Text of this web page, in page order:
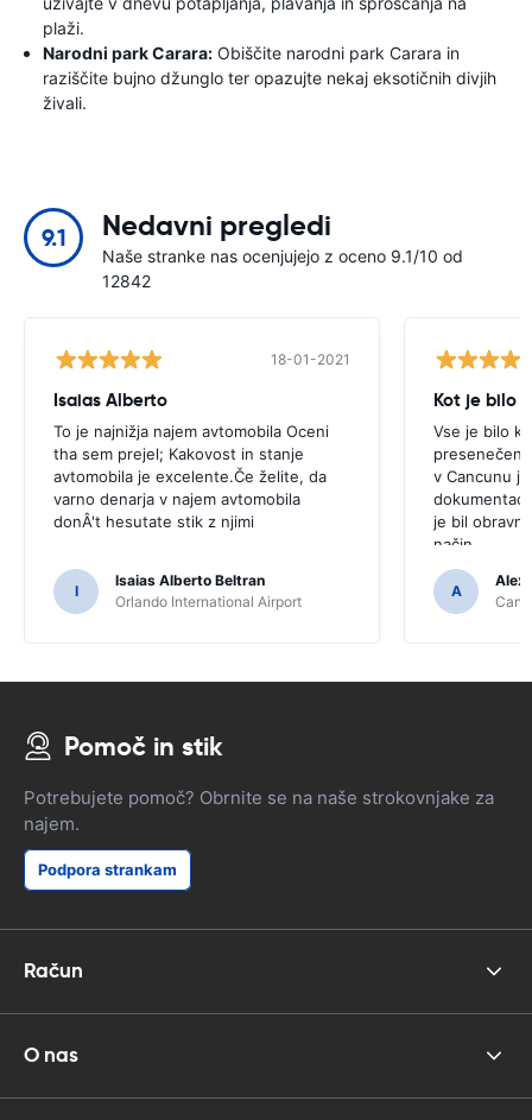
plaži.
Narodni park Carara: Obiščite narodni park Carara in
raziščite bujno džunglo ter opazujte nekaj eksotičnih divjih
živali.
9.1 Nedavni pregledi
Naše stranke nas ocenjujejo z oceno 9.1/10 od
12842
18-01-2021
Isaias Alberto
To je najnižja najem avtomobila Oceni
tha sem prejel; Kakovost in stanje
avtomobila je excelente.Če želite, da
varno denarja v najem avtomobila
donÂ't hesutate stik z njimi
I
Isaias Alberto Beltran
Orlando International Airport
Kot je bilo
Vse je bilo
v Cancunu
je bil
način.
A
Alex
Pomoč in stik
Potrebujete pomoč? Obrnite se na naše strokovnjake za
najem.
Podpora strankam
Račun
O nas